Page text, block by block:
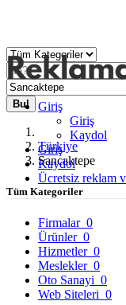
Giriş
Giriş
Kaydol
Giriş
Kaydol
Ücretsiz reklam
Bul
Türkiye
Sancaktepe
Tüm Kategoriler
Firmalar 0
Ürünler 0
Hizmetler 0
Meslekler 0
Oto Sanayi 0
Web Siteleri 0